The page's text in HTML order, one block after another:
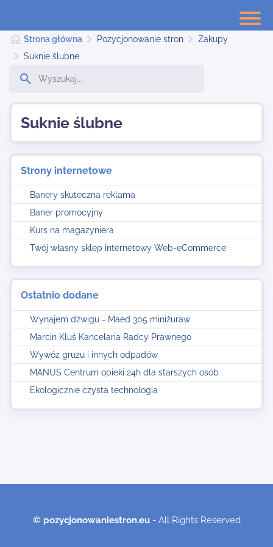
Najnowsze
Kontakt
Strona główna Pozycjonowanie stron
Zakupy
Suknie ślubne
Strony internetowe
Banery skuteczna reklama
Baner promocyjny
Kurs na magazyniera
Twój własny sklep internetowy Web-eCommerce
Ostatnio dodane
Wynajem dźwigu - Maed 305 miniżuraw
Marcin Kluś Kancelaria Radcy Prawnego
Wywóz gruzu i innych odpadów
MANUS Centrum opieki 24h dla starszych osób
Ekologicznie czysta technologia
Suknie ślubne
© pozycjonowaniestron.eu- All Rights Reserved